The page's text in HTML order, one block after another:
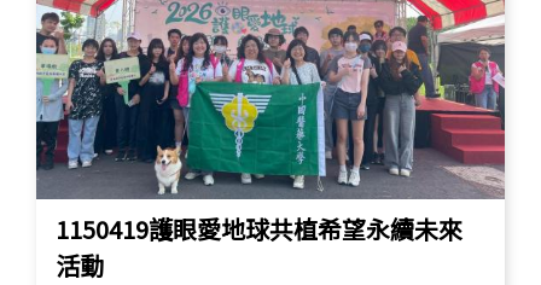
1150419護眼愛地球共植希望永續未來
活動